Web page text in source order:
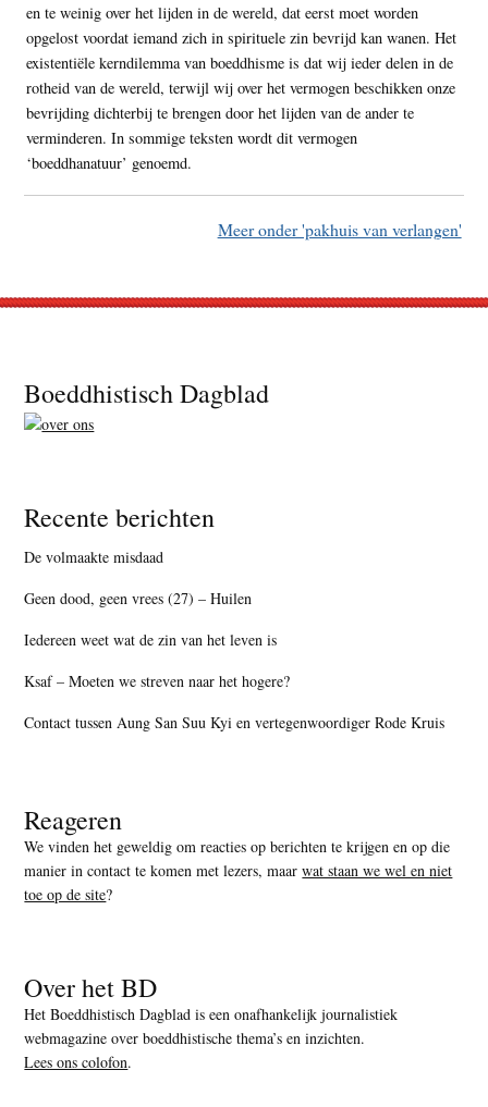
en te weinig over het lijden in de wereld, dat eerst moet worden
opgelost voordat iemand zich in spirituele zin bevrijd kan wanen. Het
existentiële kerndilemma van boeddhisme is dat wij ieder delen in de
rotheid van de wereld, terwijl wij over het vermogen beschikken onze
bevrijding dichterbij te brengen door het lijden van de ander te
verminderen. In sommige teksten wordt dit vermogen
‘boeddhanatuur’ genoemd.
Meer onder 'pakhuis van verlangen'
Footer
Boeddhistisch Dagblad
Recente berichten
De volmaakte misdaad
Geen dood, geen vrees (27) – Huilen
Iedereen weet wat de zin van het leven is
Ksaf – Moeten we streven naar het hogere?
Contact tussen Aung San Suu Kyi en vertegenwoordiger Rode Kruis
Reageren
We vinden het geweldig om reacties op berichten te krijgen en op die
manier in contact te komen met lezers, maarwat staan we wel en niet
toe op de site?
Over het BD
Het Boeddhistisch Dagblad is een onafhankelijk journalistiek
webmagazine over boeddhistische thema’s en inzichten.
Lees ons colofon.